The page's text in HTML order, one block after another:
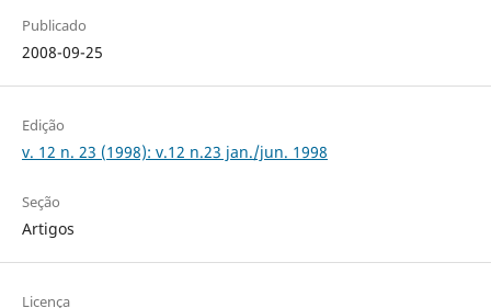
Publicado
2008-09-25
Edição
v. 12 n. 23 (1998): v.12 n.23 jan./jun. 1998
Seção
Artigos
Licença